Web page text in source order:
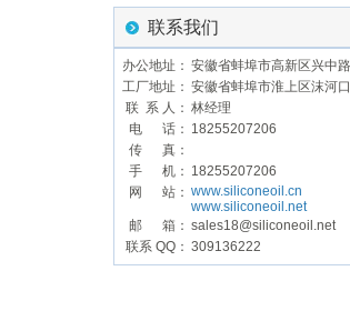
联系我们
办公地址： 安徽省蚌埠市高新区兴中
工厂地址： 安徽省蚌埠市淮上区沫河
联 系 人： 林经理
电 话： 18255207206
传 真：
手 机： 18255207206
网 站： www.siliconeoil.cn
www.siliconeoil.net
邮 箱： sales18@siliconeoil.net
联系 QQ： 309136222